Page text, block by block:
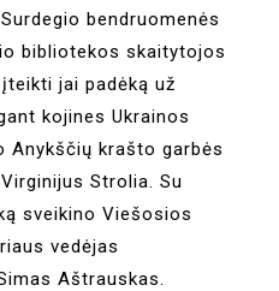
bendruomenės
bibliotekos skaitytojos
jai padėką už
kojines Ukrainos
Anykščių krašto garbės
Strolia. Su
sveikino Viešosios
vedėjas
Aštrauskas.